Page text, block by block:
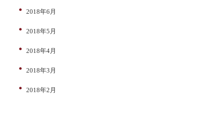
2018年6月
2018年5月
2018年4月
2018年3月
2018年2月